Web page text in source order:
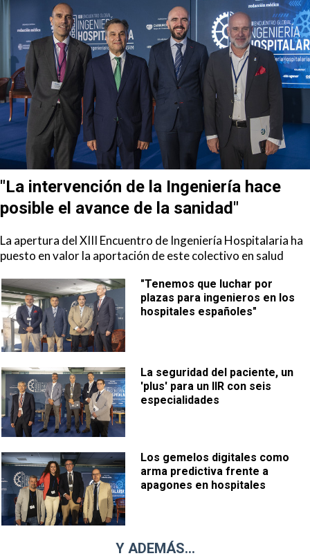
"La intervención de la Ingeniería hace
posible el avance de la sanidad"
La apertura del XIII Encuentro de Ingeniería Hospitalaria ha
puesto en valor la aportación de este colectivo en salud
"Tenemos que luchar por
plazas para ingenieros en los
hospitales españoles"
La seguridad del paciente, un
'plus' para un IIR con seis
especialidades
Los gemelos digitales como
arma predictiva frente a
apagones en hospitales
Y ADEMÁS...